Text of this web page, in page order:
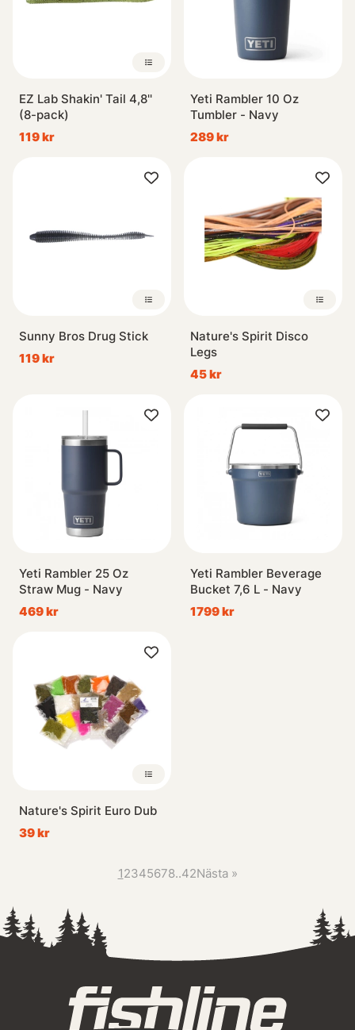
EZ Lab Shakin' Tail 4,8''
(8-pack)
119 kr
Yeti Rambler 10 Oz
Tumbler - Navy
289 kr
Sunny Bros Drug Stick
119 kr
Nature's Spirit Disco
Legs
45 kr
Yeti Rambler 25 Oz
Straw Mug - Navy
469 kr
Yeti Rambler Beverage
Bucket 7,6 L - Navy
1799 kr
Nature's Spirit Euro Dub
39 kr
12345678..42Nästa »